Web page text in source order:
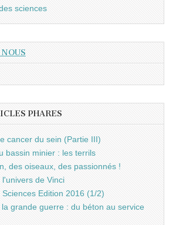
sciences
PHARES
cancer du sein (Partie III)
bassin minier : les terrils
des oiseaux, des passionnés !
de Vinci
Edition 2016 (1/2)
grande guerre : du béton au service